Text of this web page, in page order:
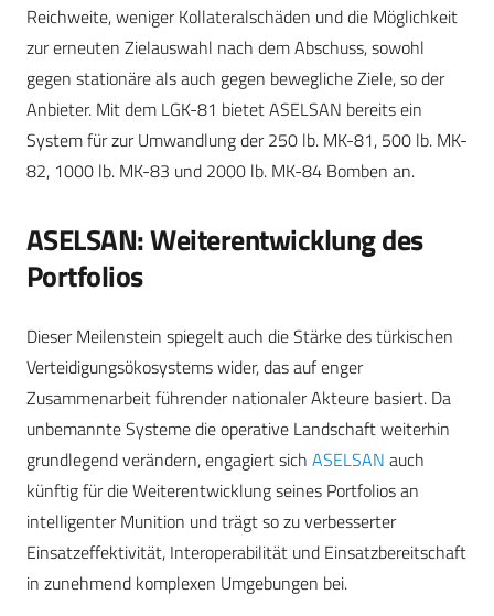
Reichweite, weniger Kollateralschäden und die Möglichkeit
zur erneuten Zielauswahl nach dem Abschuss, sowohl
gegen stationäre als auch gegen bewegliche Ziele, so der
Anbieter. Mit dem LGK-81 bietet ASELSAN bereits ein
System für zur Umwandlung der 250 lb. MK-81, 500 lb. MK-
82, 1000 lb. MK-83 und 2000 lb. MK-84 Bomben an.
ASELSAN: Weiterentwicklung des
Portfolios
Dieser Meilenstein spiegelt auch die Stärke des türkischen
Verteidigungsökosystems wider, das auf enger
Zusammenarbeit führender nationaler Akteure basiert. Da
unbemannte Systeme die operative Landschaft weiterhin
grundlegend verändern, engagiert sich ASELSAN auch
künftig für die Weiterentwicklung seines Portfolios an
intelligenter Munition und trägt so zu verbesserter
Einsatzeffektivität, Interoperabilität und Einsatzbereitschaft
in zunehmend komplexen Umgebungen bei.